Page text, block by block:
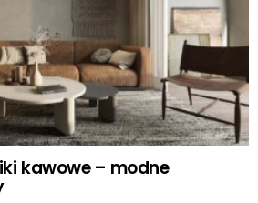
kawowe – modne